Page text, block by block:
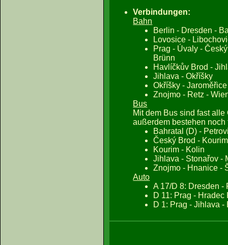
Verbindungen:
Bahn
Berlin - Dresden -
Lovosice -
Prag - Úvaly -
Brünn
Havlíčkův Brod -
Jihlava - Okříšky
Okříšky -
Znojmo - Retz -
Bus
Mit dem Bus sind fast
außerdem bestehen
Bahratal (D) -
Český Brod - Kourim
Kourim - Kolin
Jihlava - Stonařov -
Znojmo - Hnanice -
Auto
A 17/D 8: Dresden -
D 11: Prag - Hradec
D 1: Prag - Jihlava -